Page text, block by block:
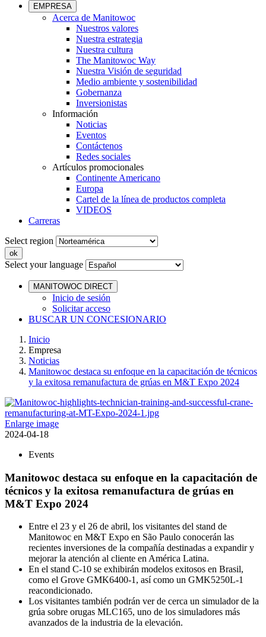
EMPRESA
Acerca de Manitowoc
Nuestros valores
Nuestra estrategia
Nuestra cultura
The Manitowoc Way
Nuestra Visión de seguridad
Medio ambiente y sostenibilidad
Gobernanza
Inversionistas
Información
Noticias
Eventos
Contáctenos
Redes sociales
Artículos promocionales
Continente Americano
Europa
Cartel de la línea de productos completa
VIDEOS
Carreras
Select region
Select your language
MANITOWOC DIRECT
Inicio de sesión
Solicitar acceso
BUSCAR UN CONCESIONARIO
Inicio
Empresa
Noticias
Manitowoc destaca su enfoque en la capacitación de técnicos
y la exitosa remanufactura de grúas en M&T Expo 2024
Enlarge image
2024-04-18
Events
Manitowoc destaca su enfoque en la capacitación de
técnicos y la exitosa remanufactura de grúas en
M&T Expo 2024
Entre el 23 y el 26 de abril, los visitantes del stand de
Manitowoc en M&T Expo en São Paulo conocerán las
recientes inversiones de la compañía destinadas a expandir y
mejorar la atención al cliente en América Latina.
En el stand C-10 se exhibirán modelos exitosos en Brasil,
como el Grove GMK6400-1, así como un GMK5250L-1
reacondicionado.
Los visitantes también podrán ver de cerca un simulador de la
grúa sobre orugas MLC165, uno de los simuladores más
avanzados de la industria de la elevación.